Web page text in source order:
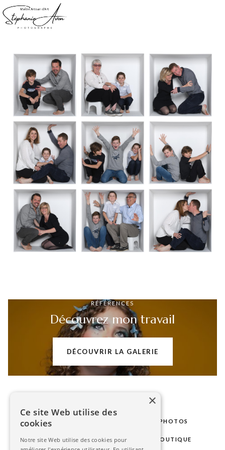
RÉFÉRENCES
Découvrez mon travail
DÉCOUVRIR LA GALERIE
LE STUDIO SÉANCES PHOTOS
PHOTOS D'IDENTITÉ GALERIE BOUTIQUE
×
Ce site Web utilise des
cookies
Notre site Web utilise des cookies pour